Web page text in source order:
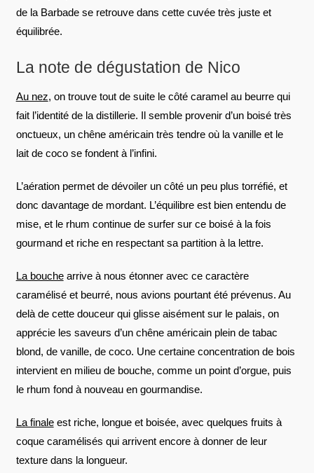
de la Barbade se retrouve dans cette cuvée très juste et
équilibrée.
La note de dégustation de Nico
Au nez, on trouve tout de suite le côté caramel au beurre qui
fait l’identité de la distillerie. Il semble provenir d’un boisé très
onctueux, un chêne américain très tendre où la vanille et le
lait de coco se fondent à l’infini.
L’aération permet de dévoiler un côté un peu plus torréfié, et
donc davantage de mordant. L’équilibre est bien entendu de
mise, et le rhum continue de surfer sur ce boisé à la fois
gourmand et riche en respectant sa partition à la lettre.
La bouchearrive à nous étonner avec ce caractère
caramélisé et beurré, nous avions pourtant été prévenus. Au
delà de cette douceur qui glisse aisément sur le palais, on
apprécie les saveurs d’un chêne américain plein de tabac
blond, de vanille, de coco. Une certaine concentration de bois
intervient en milieu de bouche, comme un point d’orgue, puis
le rhum fond à nouveau en gourmandise.
La finaleest riche, longue et boisée, avec quelques fruits à
coque caramélisés qui arrivent encore à donner de leur
texture dans la longueur.